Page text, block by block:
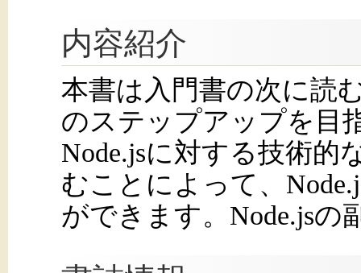
内容紹介
本書は入門書の次に読
のステップアップを目
Node.jsに対する技術的
むことによって、
ができます。Node.jsの